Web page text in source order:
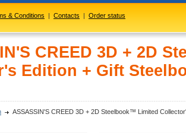
& Conditions | Contacts | Order status
CREED 3D + 2D
Edition + Gift
ASSASSIN'S CREED 3D + 2D Steelbook™ Limited